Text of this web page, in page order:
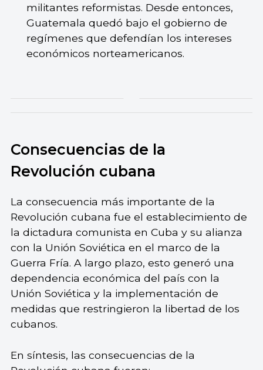
militantes reformistas. Desde entonces,
Guatemala quedó bajo el gobierno de
regímenes que defendían los intereses
económicos norteamericanos.
Consecuencias de la
Revolución cubana
La consecuencia más importante de la
Revolución cubana fue el establecimiento de
la dictadura comunista en Cuba y su alianza
con la Unión Soviética en el marco de la
Guerra Fría. A largo plazo, esto generó una
dependencia económica del país con la
Unión Soviética y la implementación de
medidas que restringieron la libertad de los
cubanos.
En síntesis, las consecuencias de la